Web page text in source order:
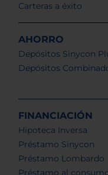
Carteras a éxito
AHORRO
Depósitos Sinycon
Depósitos
FINANCIACIÓN
Hipoteca Inversa
Préstamo Sinycon
Préstamo Lombardo
Préstamo al